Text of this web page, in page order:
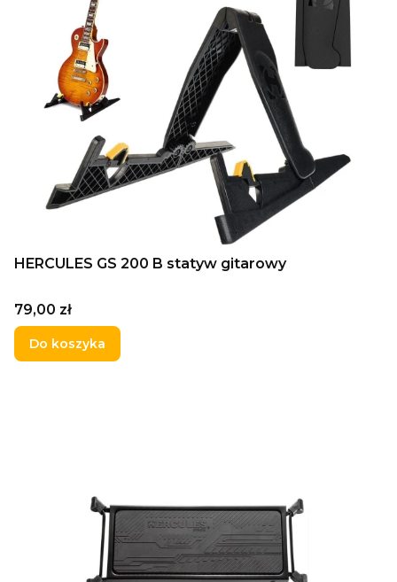
HERCULES GS 200 B statyw gitarowy
Cena
79,00 zł
Do koszyka